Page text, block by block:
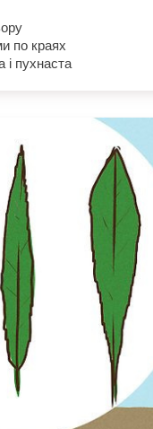
по краях
і пухнаста